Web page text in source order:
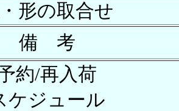
形の取合せ
備 考
約/再入荷
ケジュール